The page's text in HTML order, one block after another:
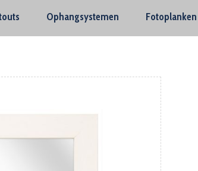
Ophangsystemen Fotoplanken